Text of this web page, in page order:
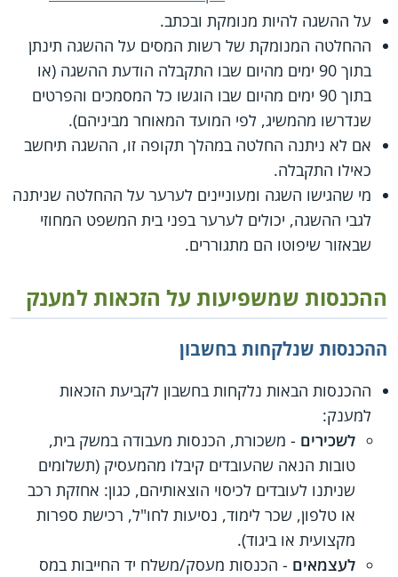
על ההשגה להיות מנומקת ובכתב.
ההחלטה המנומקת של רשות המסים על ההשגה תינתן
בתוך 90 ימים מהיום שבו התקבלה הודעת ההשגה (או
בתוך 90 ימים מהיום שבו הוגשו כל המסמכים והפרטים
שנדרשו מהמשיג, לפי המועד המאוחר מביניהם).
אם לא ניתנה החלטה במהלך תקופה זו, ההשגה תיחשב
כאילו התקבלה.
מי שהגישו השגה ומעוניינים לערער על ההחלטה שניתנה
לגבי ההשגה, יכולים לערער בפני בית המשפט המחוזי
שבאזור שיפוטו הם מתגוררים.
ההכנסות שמשפיעות על הזכאות למענק
ההכנסות שנלקחות בחשבון
ההכנסות הבאות נלקחות בחשבון לקביעת הזכאות
למענק:
לשכירים - משכורת, הכנסות מעבודה במשק בית,
טובות הנאה שהעובדים קיבלו מהמעסיק (תשלומים
שניתנו לעובדים לכיסוי הוצאותיהם, כגון: אחזקת רכב
או טלפון, שכר לימוד, נסיעות לחו"ל, רכישת ספרות
מקצועית או ביגוד).
לעצמאים - הכנסות מעסק/משלח יד החייבות במס